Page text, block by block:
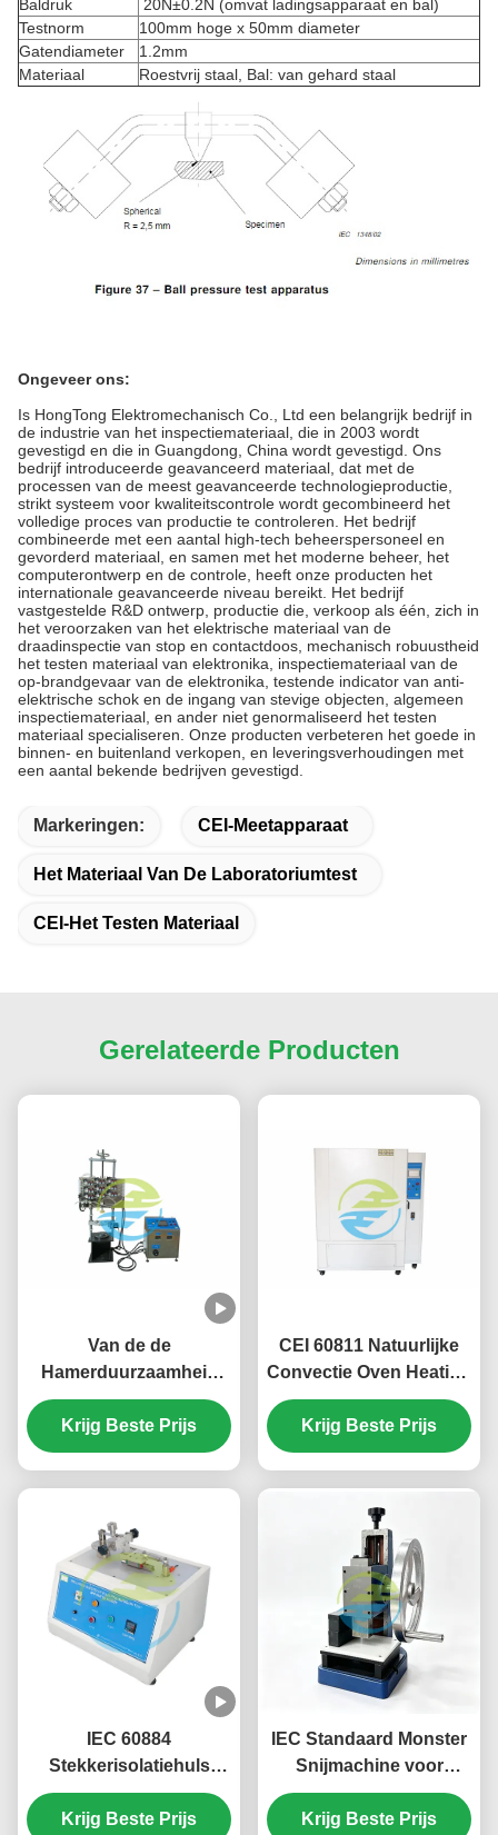
Baldruk
20N±0.2N (omvat ladingsapparaat en bal)
Testnorm
100mm hoge x 50mm diameter
Gatendiameter
1.2mm
Materiaal
Roestvrij staal, Bal: van gehard staal
Ongeveer ons:
Is HongTong Elektromechanisch Co., Ltd een belangrijk bedrijf in
de industrie van het inspectiemateriaal, die in 2003 wordt
gevestigd en die in Guangdong, China wordt gevestigd. Ons
bedrijf introduceerde geavanceerd materiaal, dat met de
processen van de meest geavanceerde technologieproductie,
strikt systeem voor kwaliteitscontrole wordt gecombineerd het
volledige proces van productie te controleren. Het bedrijf
combineerde met een aantal high-tech beheerspersoneel en
gevorderd materiaal, en samen met het moderne beheer, het
computerontwerp en de controle, heeft onze producten het
internationale geavanceerde niveau bereikt. Het bedrijf
vastgestelde R&D ontwerp, productie die, verkoop als één, zich in
het veroorzaken van het elektrische materiaal van de
draadinspectie van stop en contactdoos, mechanisch robuustheid
het testen materiaal van elektronika, inspectiemateriaal van de
op-brandgevaar van de elektronika, testende indicator van anti-
elektrische schok en de ingang van stevige objecten, algemeen
inspectiemateriaal, en ander niet genormaliseerd het testen
materiaal specialiseren. Onze producten verbeteren het goede in
binnen- en buitenland verkopen, en leveringsverhoudingen met
een aantal bekende bedrijven gevestigd.
Markeringen: CEI-Meetapparaat
Het Materiaal Van De Laboratoriumtest
CEI-Het Testen Materiaal
Gerelateerde Producten
Van de de
Hamerduurzaamheid
van CEI 60745-2-1
Elektrische van de
Testapparaten van de
Krijg Beste Prijs
CEI 60811 Natuurlijke
Convectie Oven Heating
Chamber 8-20
Luchtveranderingen per
Uur
Krijg Beste Prijs
IEC 60884
Stekkerisolatiehuls
Slijtagetester 30
Cycli/Min 9mm Slag
Krijg Beste Prijs
IEC Standaard Monster
Snijmachine voor
Rubber en
Kabelisolatiemateriaal
Krijg Beste Prijs